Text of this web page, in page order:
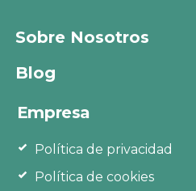
Sobre Nosotros
Blog
Empresa
Política de privacidad
Política de cookies